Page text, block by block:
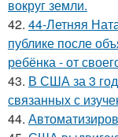
вокруг земли.
42. 44-Летняя
публике после
ребёнка - от
43. В США за 3
связанных с
44.